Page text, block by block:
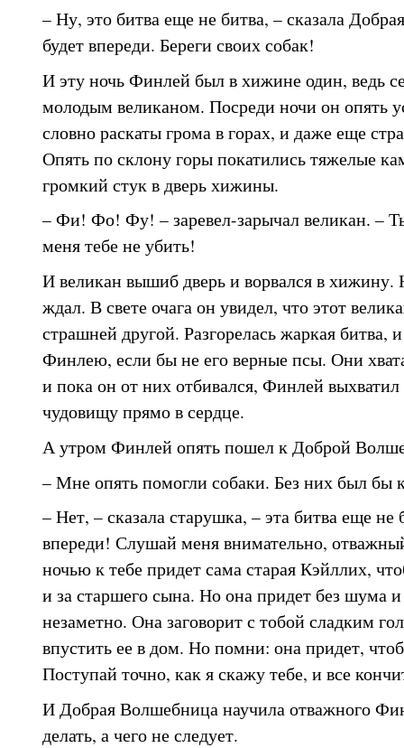
– Ну, это битва еще не битва, – сказала
будет впереди. Береги своих собак!
И эту ночь Финлей был в хижине один, ведь
молодым великаном. Посреди ночи он опять
словно раскаты грома в горах, и даже еще
Опять по склону горы покатились тяжелые
громкий стук в дверь хижины.
– Фи! Фо! Фу! – заревел-зарычал великан. –
меня тебе не убить!
И великан вышиб дверь и ворвался в
ждал. В свете очага он увидел, что этот
страшней другой. Разгорелась жаркая битва,
Финлею, если бы не его верные псы. Они
и пока он от них отбивался, Финлей
чудовищу прямо в сердце.
А утром Финлей опять пошел к Доброй
– Мне опять помогли собаки. Без них был бы
– Нет, – сказала старушка, – эта битва еще не
впереди! Слушай меня внимательно,
ночью к тебе придет сама старая Кэйллих,
и за старшего сына. Но она придет без шума
незаметно. Она заговорит с тобой сладким
впустить ее в дом. Но помни: она придет,
Поступай точно, как я скажу тебе, и все
И Добрая Волшебница научила отважного
делать, а чего не следует.